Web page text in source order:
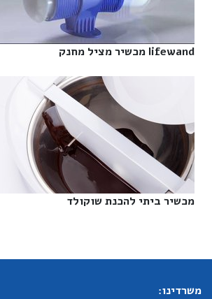
lifewand מכשיר מציל מחנק‎
מכשיר ביתי להכנת שוקולד‎
משרדינו: